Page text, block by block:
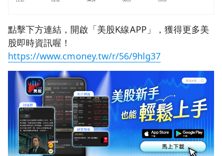
點擊下方連結，開啟「美股K線APP」，獲得更多美
股即時資訊喔！
https://www.cmoney.tw/r/56/9hlg37